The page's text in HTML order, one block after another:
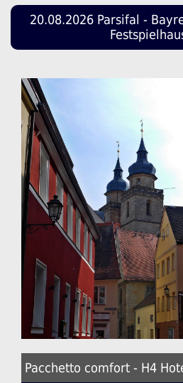
20.08.2026 Parsifal -
Pacchetto comfort - H4